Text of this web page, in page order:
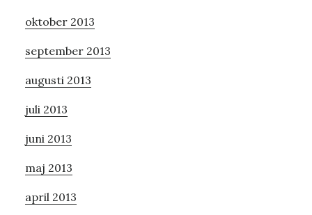
oktober 2013
september 2013
augusti 2013
juli 2013
juni 2013
maj 2013
april 2013